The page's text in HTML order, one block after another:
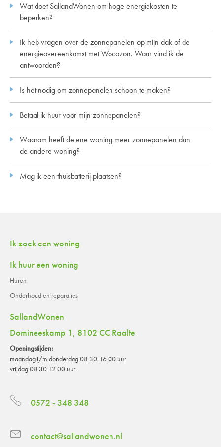
Wat doet SallandWonen om hoge energiekosten te
beperken?
Ik heb vragen over de zonnepanelen op mijn dak of de
energieovereenkomst met Wocozon. Waar vind ik de
antwoorden?
Is het nodig om zonnepanelen schoon te maken?
Betaal ik huur voor mijn zonnepanelen?
Waarom heeft de ene woning meer zonnepanelen dan
de andere woning?
Mag ik een thuisbatterij plaatsen?
Contactinformatie
Ik zoek een woning
Ik huur een woning
Huren
Onderhoud en reparaties
SallandWonen
Domineeskamp 1, 8102 CC Raalte
Openingstijden:
maandag t/m donderdag 08.30-16.00 uur
vrijdag 08.30-12.00 uur
0572 - 348 348
contact@sallandwonen.nl